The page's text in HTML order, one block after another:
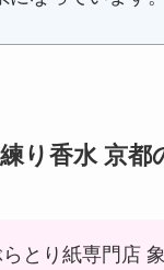
り香水 京都
らとり紙専門店 象